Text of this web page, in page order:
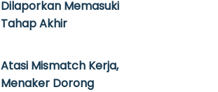
Dilaporkan Memasuki
Tahap Akhir
Atasi Mismatch Kerja,
Menaker Dorong